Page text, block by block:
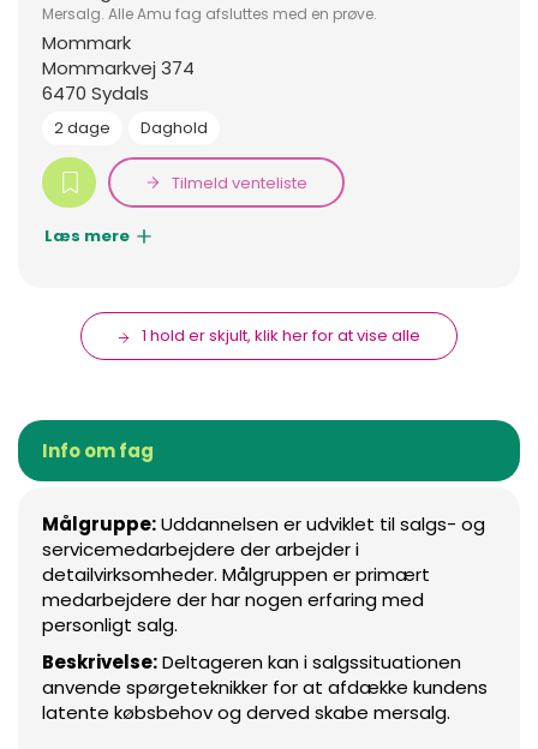
Mersalg. Alle Amu fag afsluttes med en prøve.
Mommark
Mommarkvej 374
6470 Sydals
2 dage Daghold
Tilmeld venteliste
Læs mere
1 hold er skjult, klik her for at vise alle
Info om fag
Målgruppe:Uddannelsen er udviklet til salgs- og
servicemedarbejdere der arbejder i
detailvirksomheder. Målgruppen er primært
medarbejdere der har nogen erfaring med
personligt salg.
Beskrivelse:Deltageren kan i salgssituationen
anvende spørgeteknikker for at afdække kundens
latente købsbehov og derved skabe mersalg.